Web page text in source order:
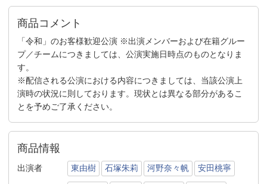
商品コメント
「令和」のお客様歓迎公演 ※出演メンバーおよび在籍グルー
プ／チームにつきましては、公演実施日時点のものとなりま
す。
※配信される公演における内容につきましては、当該公演上
演時の状況に則しております。現状とは異なる部分があるこ
とを予めご了承ください。
商品情報
出演者 東由樹 石塚朱莉 河野奈々帆 安田桃寧